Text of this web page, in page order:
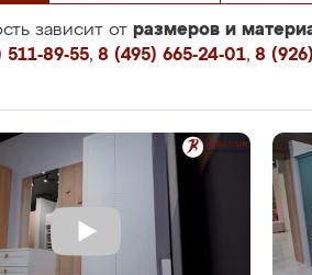
зависит от размеров и
89-55, 8 (495) 665-24-01, 8